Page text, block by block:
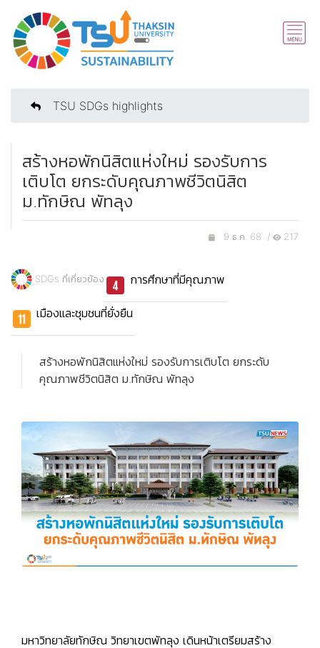
TSU SDGs highlights
สร้างหอพักนิสิตแห่งใหม่ รองรับการ
เติบโต ยกระดับคุณภาพชีวิตนิสิต
ม.ทักษิณ พัทลุง
9 ธ.ค. 68 / 217
SDGs ที่เกี่ยวข้อง การศึกษาที่มีคุณภาพ
เมืองและชุมชนที่ยั่งยืน
สร้างหอพักนิสิตแห่งใหม่ รองรับการเติบโต ยกระดับ
คุณภาพชีวิตนิสิต ม.ทักษิณ พัทลุง
มหาวิทยาลัยทักษิณ วิทยาเขตพัทลุง เดินหน้าเตรียมสร้าง